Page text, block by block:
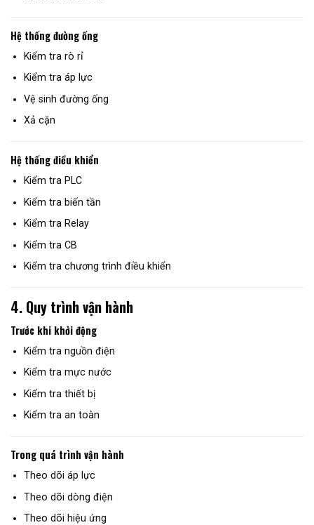
Hệ thống đường ống
Kiểm tra rò rỉ
Kiểm tra áp lực
Vệ sinh đường ống
Xả cặn
Hệ thống điều khiển
Kiểm tra PLC
Kiểm tra biến tần
Kiểm tra Relay
Kiểm tra CB
Kiểm tra chương trình điều khiển
4. Quy trình vận hành
Trước khi khởi động
Kiểm tra nguồn điện
Kiểm tra mực nước
Kiểm tra thiết bị
Kiểm tra an toàn
Trong quá trình vận hành
Theo dõi áp lực
Theo dõi dòng điện
Theo dõi hiệu ứng